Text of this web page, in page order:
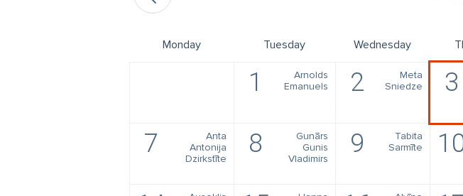
Monday Tuesday Wednesday
1
Arnolds
Emanuels
2
Meta
Sniedze
3
7
Anta
Antonija
Dzirkstīte
8
Gunārs
Gunis
Vladimirs
9
Tabita
Sarmīte